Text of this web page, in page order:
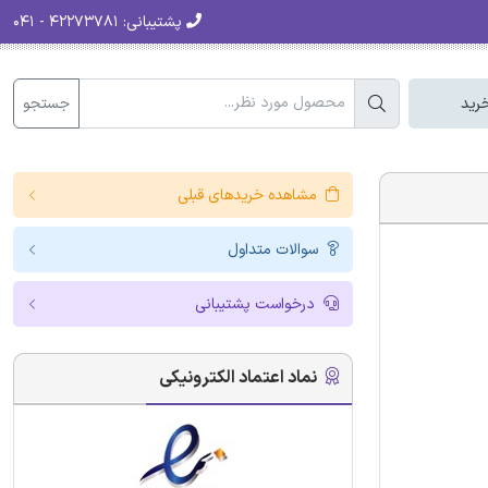
پشتیبانی:
جستجو
مشاهده خریدهای قبلی
سوالات متداول
درخواست پشتیبانی
نماد اعتماد الکترونیکی